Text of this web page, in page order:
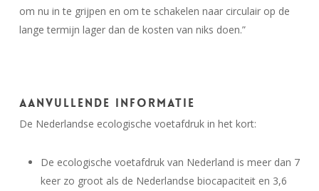
om nu in te grijpen en om te schakelen naar circulair op de
lange termijn lager dan de kosten van niks doen.”
Aanvullende informatie
De Nederlandse ecologische voetafdruk in het kort:
De ecologische voetafdruk van Nederland is meer dan 7
keer zo groot als de Nederlandse biocapaciteit en 3,6